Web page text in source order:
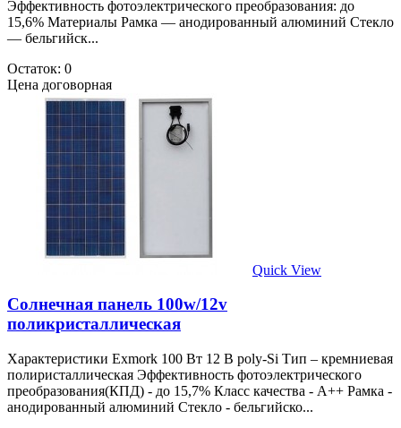
Эффективность фотоэлектрического преобразования: до
15,6% Материалы Рамка — анодированный алюминий Стекло
— бельгийск...
Остаток: 0
Цена договорная
Quick View
Солнечная панель 100w/12v
поликристаллическая
Характеристики Exmork 100 Вт 12 В poly-Si Тип – кремниевая
полиристаллическая Эффективность фотоэлектрического
преобразования(КПД) - до 15,7% Класс качества - А++ Рамка -
анодированный алюминий Стекло - бельгийско...